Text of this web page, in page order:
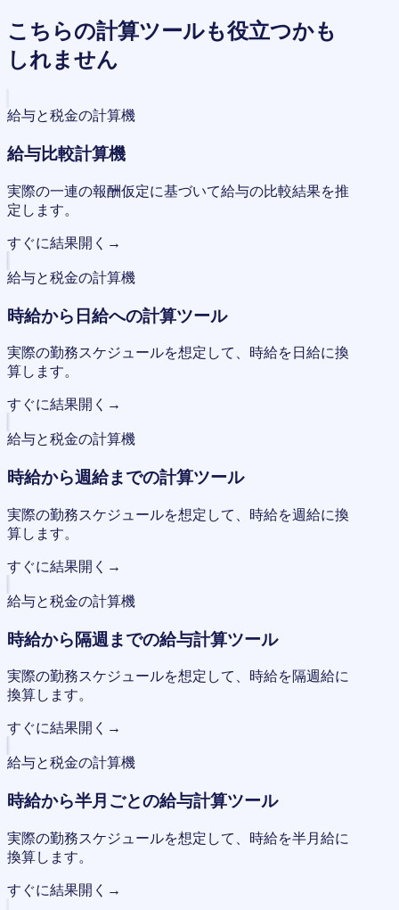
こちらの計算ツールも役立つかも
しれません
給与と税金の計算機
給与比較計算機
実際の一連の報酬仮定に基づいて給与の比較結果を推
定します。
すぐに結果開く →
給与と税金の計算機
時給から日給への計算ツール
実際の勤務スケジュールを想定して、時給を日給に換
算します。
すぐに結果開く →
給与と税金の計算機
時給から週給までの計算ツール
実際の勤務スケジュールを想定して、時給を週給に換
算します。
すぐに結果開く →
給与と税金の計算機
時給から隔週までの給与計算ツール
実際の勤務スケジュールを想定して、時給を隔週給に
換算します。
すぐに結果開く →
給与と税金の計算機
時給から半月ごとの給与計算ツール
実際の勤務スケジュールを想定して、時給を半月給に
換算します。
すぐに結果開く →